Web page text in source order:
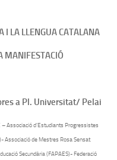
I LA LLENGUA CATALANA
MANIFESTACIÓ
a Pl. Universitat/ Pelai
Associació d’Estudiants Progressistes
Associació de Mestres Rosa Sensat
Secundària (FAPAES)- Federació